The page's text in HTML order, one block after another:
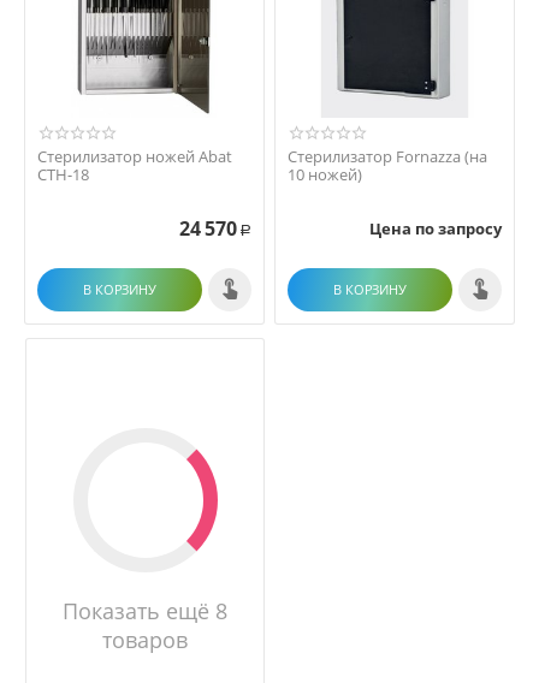
Стерилизатор ножей Abat
СТН-18
24 570 Р
В КОРЗИНУ
Стерилизатор Fornazza (на
10 ножей)
Цена по запросу
В КОРЗИНУ
Показать ещё 8
товаров